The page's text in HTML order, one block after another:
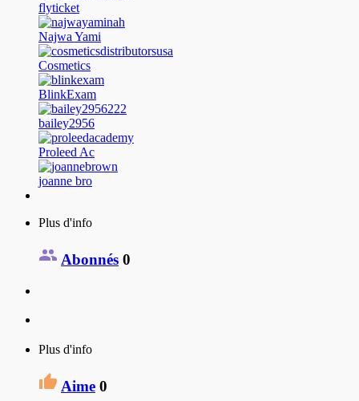
flyticket
Najwa Yami
Cosmetics
BlinkExam
bailey2956
Proleed Ac
joanne bro
Plus d'info
Abonnés 0
Plus d'info
Aime 0